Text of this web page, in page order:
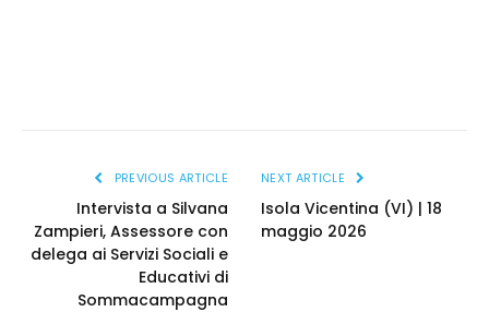
PREVIOUS ARTICLE
Intervista a Silvana
Zampieri, Assessore con
delega ai Servizi Sociali e
Educativi di
Sommacampagna
NEXT ARTICLE
Isola Vicentina (VI) | 18
maggio 2026